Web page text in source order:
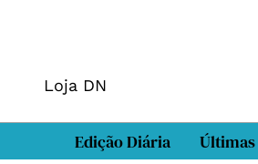
Loja DN
Edição Diária Últimas